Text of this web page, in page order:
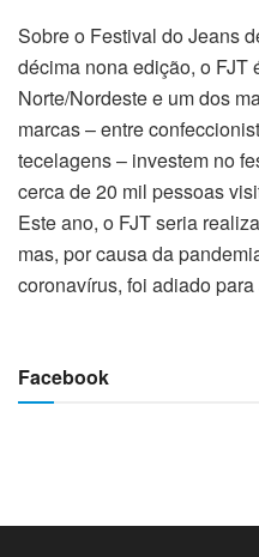
Sobre o Festival do Jeans
décima nona edição, o FJT
Norte/Nordeste e um dos
marcas – entre
tecelagens – investem no
cerca de 20 mil pessoas
Este ano, o FJT seria
mas, por causa da
coronavírus, foi adiado
Facebook